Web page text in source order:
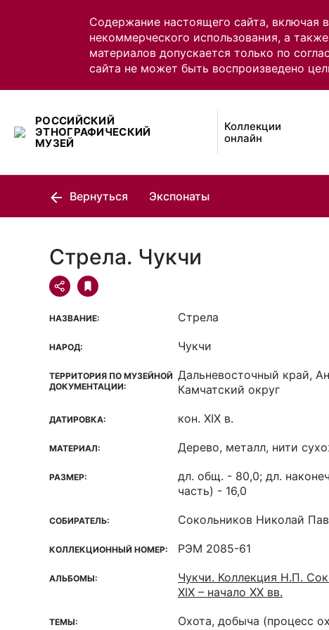
Содержание настоящего сайта, включая
некоммерческого использования, а
материалов допускается только по
сайта не может быть воспроизведено
РОССИЙСКИЙ
ЭТНОГРАФИЧЕСКИЙ
МУЗЕЙ
Коллекции
онлайн
Вернуться Экспонаты
Стрела. Чукчи
НАЗВАНИЕ: Стрела
НАРОД: Чукчи
ТЕРРИТОРИЯ ПО МУЗЕЙНОЙ
ДОКУМЕНТАЦИИ:
Дальневосточный край,
Камчатский округ
ДАТИРОВКА: кон. XIX в.
МАТЕРИАЛ: Дерево, металл, нити
РАЗМЕР:
дл. общ. - 80,0; дл.
часть) - 16,0
СОБИРАТЕЛЬ: Сокольников Николай
КОЛЛЕКЦИОННЫЙ НОМЕР: РЭМ 2085-61
АЛЬБОМЫ:
Чукчи. Коллекция Н.П.
XIX – начало XX вв.
ТЕМЫ: Охота, добыча (процесс